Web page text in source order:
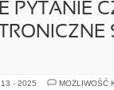
PYTANIE
- 2025
MOŻLIWOŚĆ